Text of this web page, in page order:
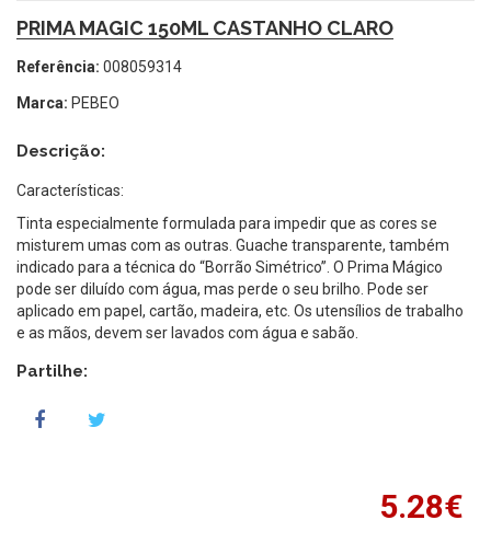
PRIMA MAGIC 150ML CASTANHO CLARO
Referência: 008059314
Marca: PEBEO
Descrição:
Características:
Tinta especialmente formulada para impedir que as cores se
misturem umas com as outras. Guache transparente, também
indicado para a técnica do “Borrão Simétrico”. O Prima Mágico
pode ser diluído com água, mas perde o seu brilho. Pode ser
aplicado em papel, cartão, madeira, etc. Os utensílios de trabalho
e as mãos, devem ser lavados com água e sabão.
Partilhe:
5.28€